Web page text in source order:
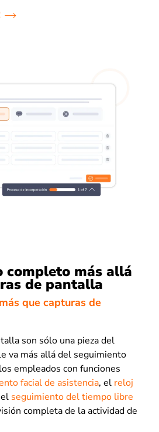
completo más allá
de pantalla
que capturas de
son sólo una pieza del
va más allá del seguimiento
empleados con funciones
facial de asistencia, el reloj
seguimiento del tiempo libre
completa de la actividad de